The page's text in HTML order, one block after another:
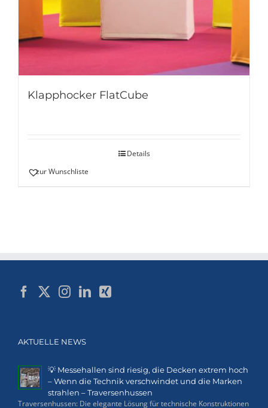
Klapphocker FlatCube
Details
zur Wunschliste
AKTUELLE NEWS
💡 Messehallen sind riesig, die Decken extrem hoch
– Wenn die Technik verschwindet und die Marken
strahlen – Traversenhussen
Traversenhussen: Die elegante Lösung für technische Konstruktionen